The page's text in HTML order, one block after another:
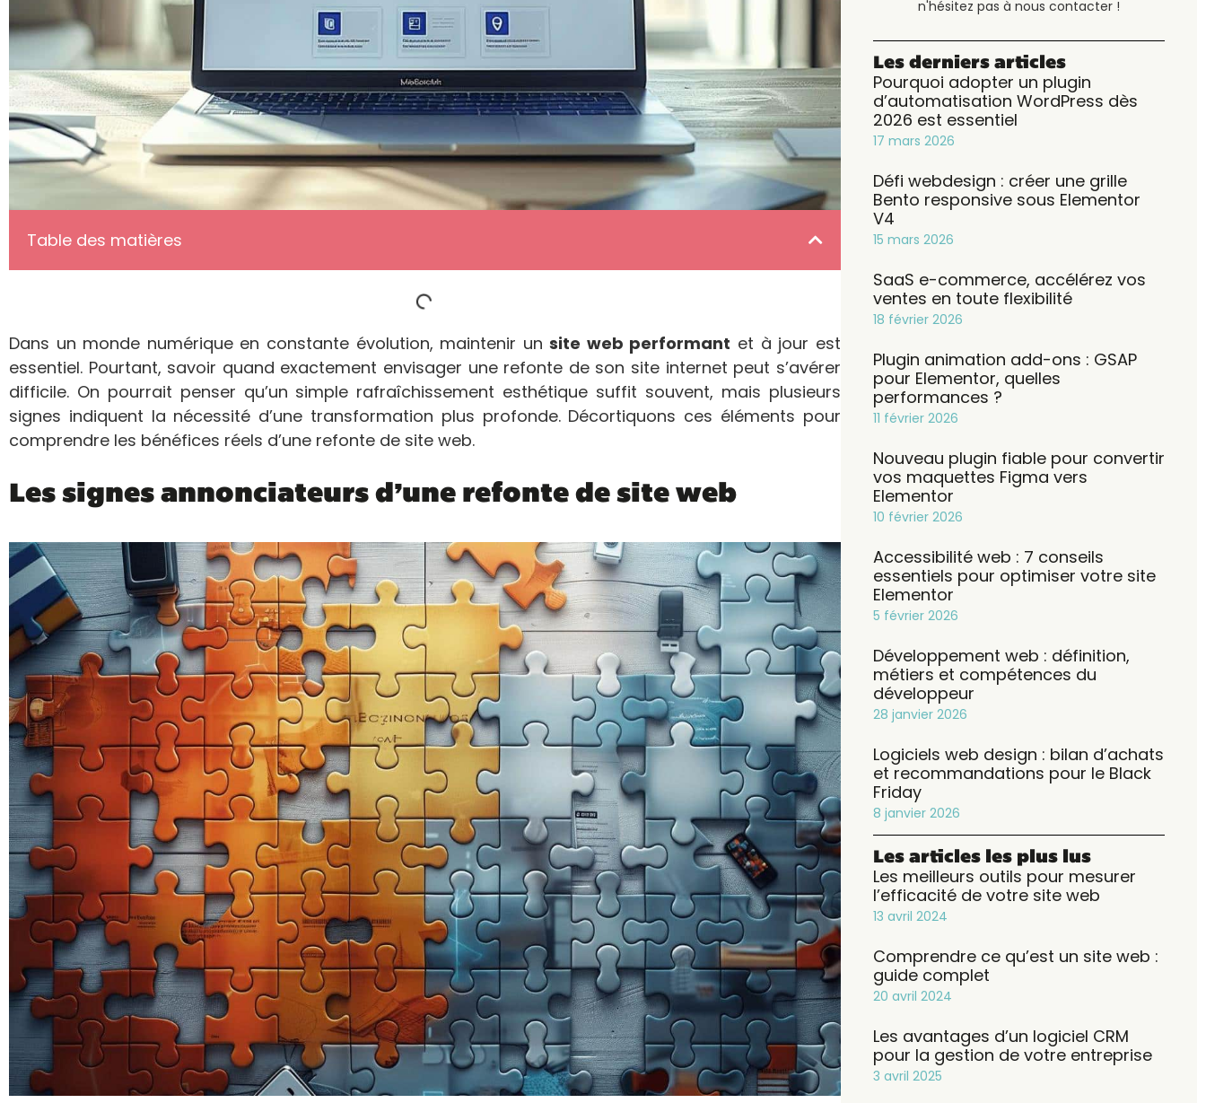
Table des matières
Dans un monde numérique en constante évolution, maintenir unsite web performant et à jour est
essentiel. Pourtant, savoir quand exactement envisager une refonte de son site internet peut s’avérer
difficile. On pourrait penser qu’un simple rafraîchissement esthétique suffit souvent, mais plusieurs
signes indiquent la nécessité d’une transformation plus profonde. Décortiquons ces éléments pour
comprendre les bénéfices réels d’une refonte de site web.
Les signes annonciateurs d’une refonte de site web
n'hésitez pas à nous contacter !
Les derniers articles
Pourquoi adopter un plugin
d’automatisation WordPress dès
2026 est essentiel
17 mars 2026
Défi webdesign : créer une grille
Bento responsive sous Elementor
V4
15 mars 2026
SaaS e-commerce, accélérez vos
ventes en toute flexibilité
18 février 2026
Plugin animation add-ons : GSAP
pour Elementor, quelles
performances ?
11 février 2026
Nouveau plugin fiable pour convertir
vos maquettes Figma vers
Elementor
10 février 2026
Accessibilité web : 7 conseils
essentiels pour optimiser votre site
Elementor
5 février 2026
Développement web : définition,
métiers et compétences du
développeur
28 janvier 2026
Logiciels web design : bilan d’achats
et recommandations pour le Black
Friday
8 janvier 2026
Les articles les plus lus
Les meilleurs outils pour mesurer
l’efficacité de votre site web
13 avril 2024
Comprendre ce qu’est un site web :
guide complet
20 avril 2024
Les avantages d’un logiciel CRM
pour la gestion de votre entreprise
3 avril 2025